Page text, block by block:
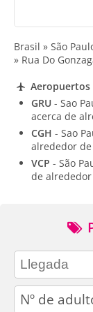
Brasil » São
» Rua Do
Aeropuertos
GRU - Sao
acerca de
CGH - Sao
alrededor
VCP - São
de
adults